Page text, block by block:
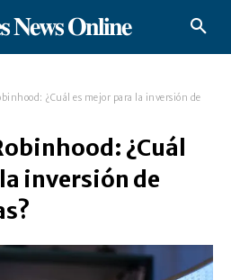
𝐍𝐞𝐰𝐬 𝐎𝐧𝐥𝐢𝐧𝐞
¿Cuál es mejor para la inversión de
¿Cuál
inversión de